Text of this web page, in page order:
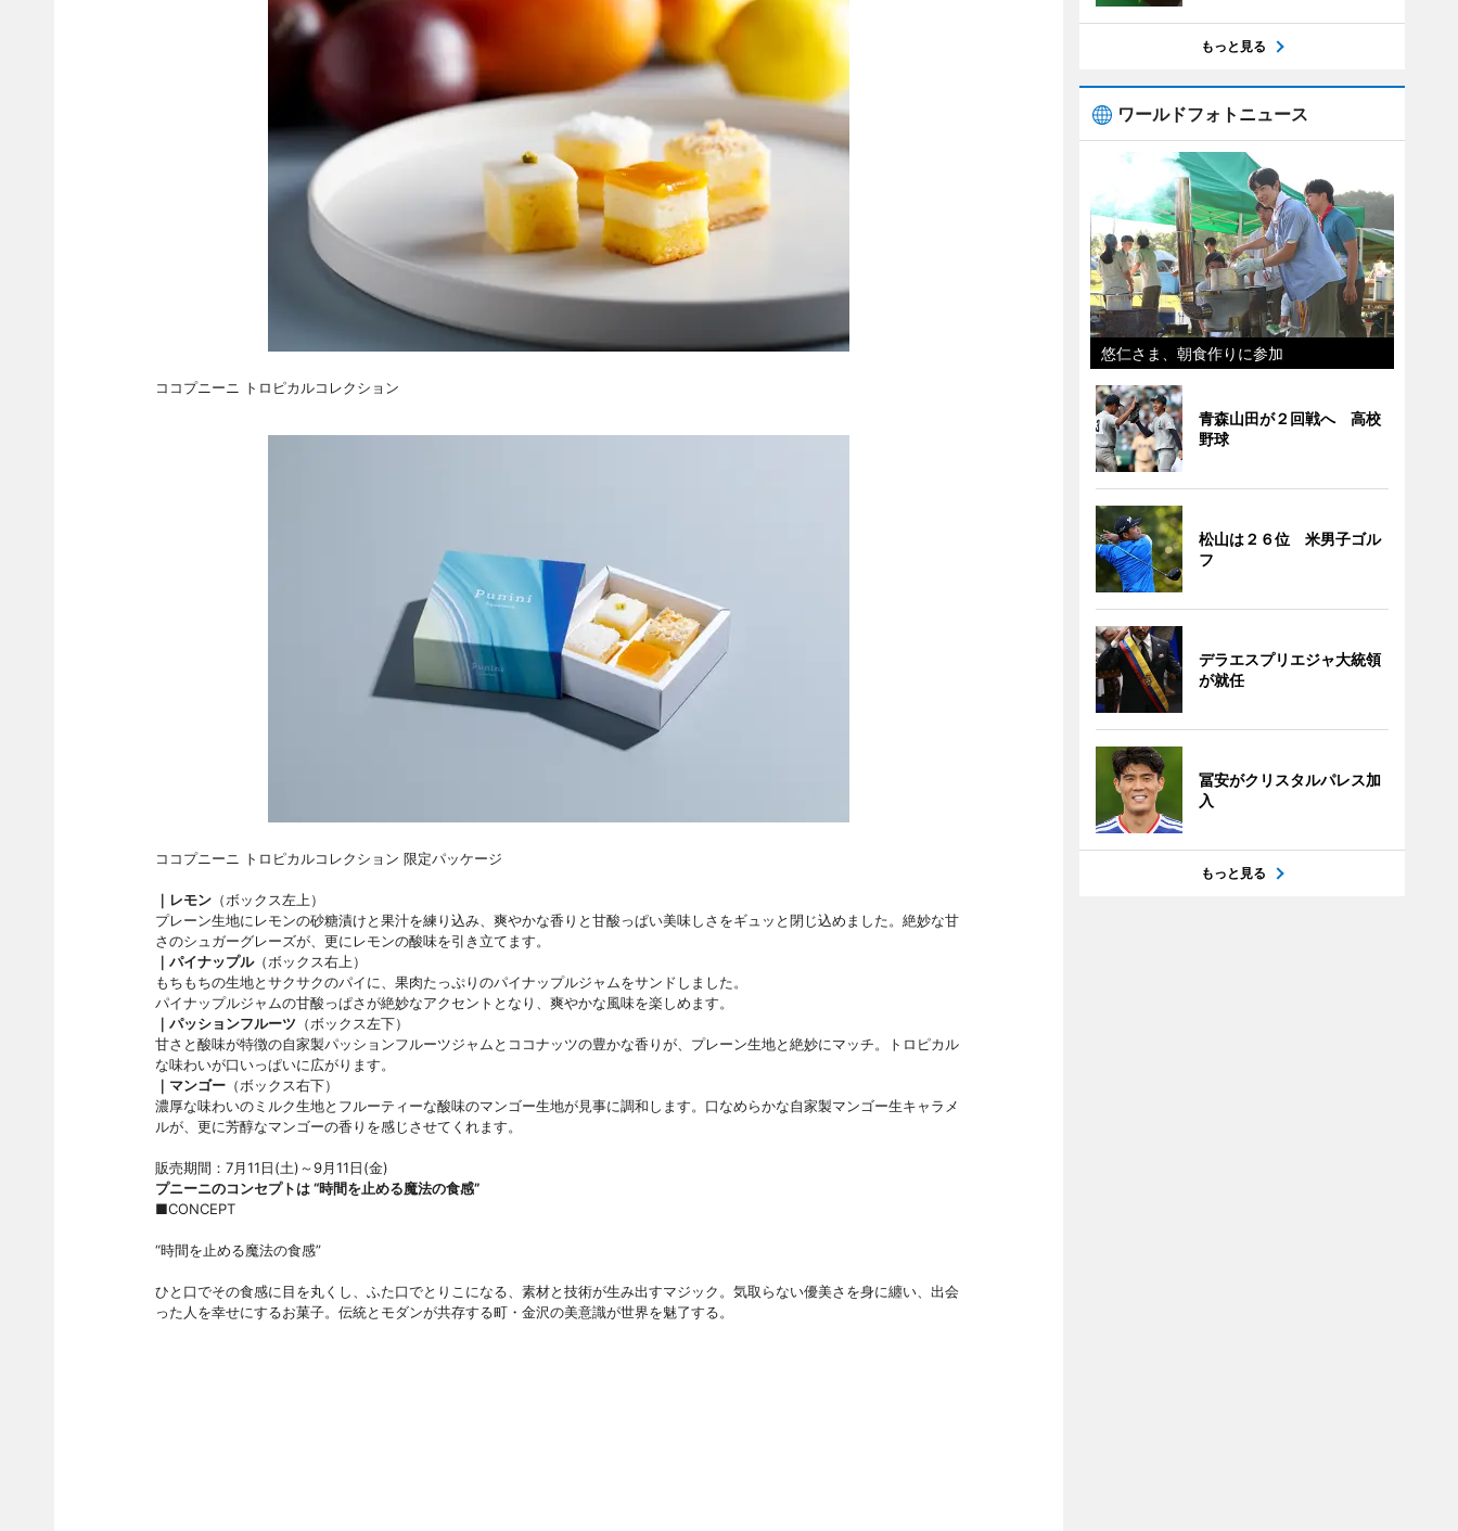
ココプニーニ トロピカルコレクション
ココプニーニ トロピカルコレクション 限定パッケージ
｜レモン（ボックス左上）
プレーン生地にレモンの砂糖漬けと果汁を練り込み、爽やかな香りと甘酸っぱい美味しさをギュッと閉じ込めました。絶妙な甘
さのシュガーグレーズが、更にレモンの酸味を引き立てます。
｜パイナップル（ボックス右上）
もちもちの生地とサクサクのパイに、果肉たっぷりのパイナップルジャムをサンドしました。
パイナップルジャムの甘酸っぱさが絶妙なアクセントとなり、爽やかな風味を楽しめます。
｜パッションフルーツ （ボックス左下）
甘さと酸味が特徴の自家製パッションフルーツジャムとココナッツの豊かな香りが、プレーン生地と絶妙にマッチ。トロピカル
な味わいが口いっぱいに広がります。
｜マンゴー（ボックス右下）
濃厚な味わいのミルク生地とフルーティーな酸味のマンゴー生地が見事に調和します。口なめらかな自家製マンゴー生キャラメ
ルが、更に芳醇なマンゴーの香りを感じさせてくれます。
販売期間：7月11日(土)～9月11日(金)
プニーニのコンセプトは “時間を止める魔法の食感”
■CONCEPT
“時間を止める魔法の食感”
ひと口でその食感に目を丸くし、ふた口でとりこになる、素材と技術が生み出すマジック。気取らない優美さを身に纏い、出会
った人を幸せにするお菓子。伝統とモダンが共存する町・金沢の美意識が世界を魅了する。
もっと見る
ワールドフォトニュース
悠仁さま、朝食作りに参加
青森山田が２回戦へ 高校
野球
松山は２６位 米男子ゴル
フ
デラエスプリエジャ大統領
が就任
冨安がクリスタルパレス加
入
もっと見る